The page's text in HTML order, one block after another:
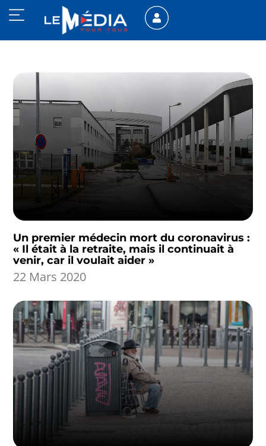
Un premier médecin mort du coronavirus :
« Il était à la retraite, mais il continuait à
venir, car il voulait aider »
22 Mars 2020